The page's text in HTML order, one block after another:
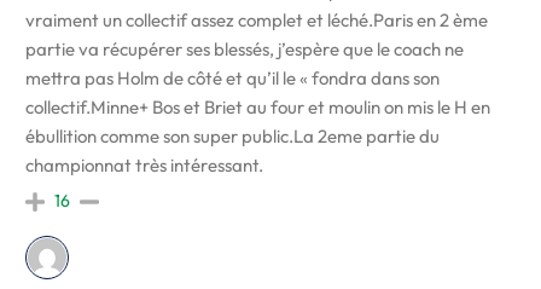
vraiment un collectif assez complet et léché.Paris en 2 ème
partie va récupérer ses blessés, j’espère que le coach ne
mettra pas Holm de côté et qu’il le « fondra dans son
collectif.Minne+ Bos et Briet au four et moulin on mis le H en
ébullition comme son super public.La 2eme partie du
championnat très intéressant.
16